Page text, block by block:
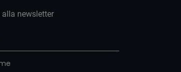
newsletter